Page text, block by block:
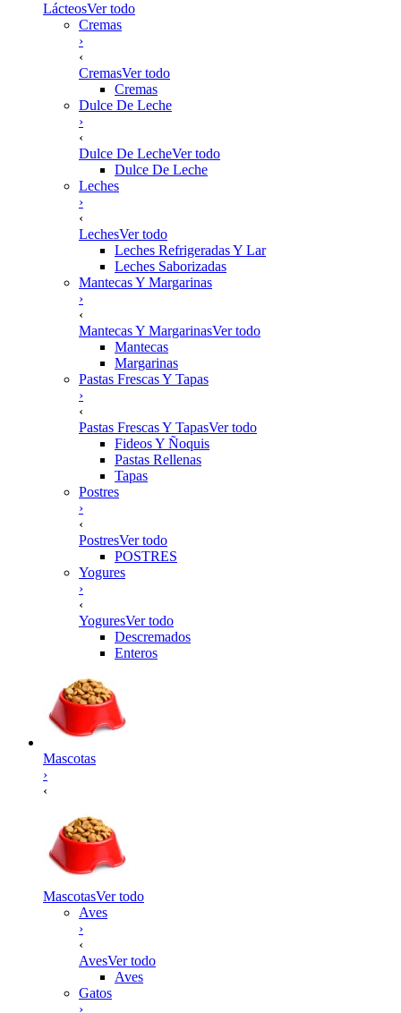
LácteosVer todo
Cremas
›
‹
CremasVer todo
Cremas
Dulce De Leche
›
‹
Dulce De LecheVer todo
Dulce De Leche
Leches
›
‹
LechesVer todo
Leches Refrigeradas Y Lar
Leches Saborizadas
Mantecas Y Margarinas
›
‹
Mantecas Y MargarinasVer todo
Mantecas
Margarinas
Pastas Frescas Y Tapas
›
‹
Pastas Frescas Y TapasVer todo
Fideos Y Ñoquis
Pastas Rellenas
Tapas
Postres
›
‹
PostresVer todo
POSTRES
Yogures
›
‹
YoguresVer todo
Descremados
Enteros
Mascotas
›
‹
MascotasVer todo
Aves
›
‹
AvesVer todo
Aves
Gatos
›